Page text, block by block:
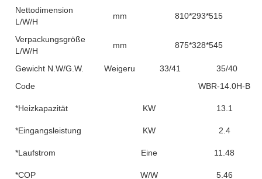
Nettodimension
L/W/H
mm 810*293*515
Verpackungsgröße
L/W/H
mm 875*328*545
Gewicht N.W/G.W. Weigerung 33/41
35/40
Code
WBR-14.0H-B
*Heizkapazität KW 13.1
*Eingangsleistung KW 2.4
*Laufstrom Eine 11.48
*COP W/W 5.46